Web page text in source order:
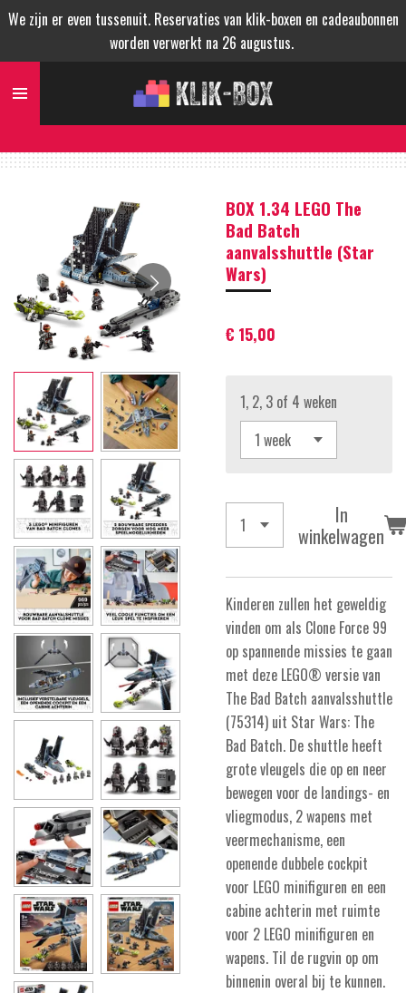
Ga
naar
de
We zijn er even tussenuit. Reservaties van klik-boxen en cadeaubonnen
worden verwerkt na 26 augustus.
BOX 1.34 LEGO The
Bad Batch
aanvalsshuttle (Star
Wars)
€ 15,00
1, 2, 3 of 4 weken
In
winkelwagen
Kinderen zullen het geweldig
vinden om als Clone Force 99
op spannende missies te gaan
met deze LEGO® versie van
The Bad Batch aanvalsshuttle
(75314) uit Star Wars: The
Bad Batch. De shuttle heeft
grote vleugels die op en neer
bewegen voor de landings- en
vliegmodus, 2 wapens met
veermechanisme, een
openende dubbele cockpit
voor LEGO minifiguren en een
cabine achterin met ruimte
voor 2 LEGO minifiguren en
wapens. Til de rugvin op om
binnenin overal bij te kunnen.